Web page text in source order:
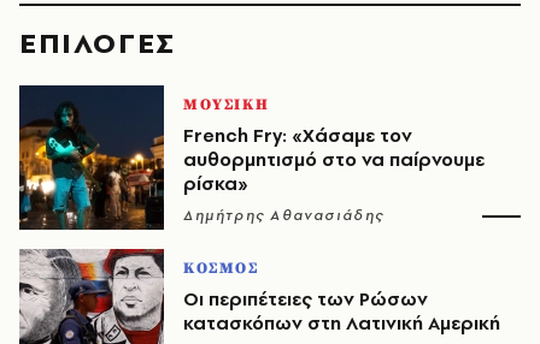
EΠΙΛΟΓΈΣ
ΜΟΥΣΙΚΗ
French Fry: «Χάσαμε τον
αυθορμητισμό στο να παίρνουμε
ρίσκα»
Δημήτρης Αθανασιάδης
ΚΟΣΜΟΣ
Οι περιπέτειες των Ρώσων
κατασκόπων στη Λατινική Αμερική